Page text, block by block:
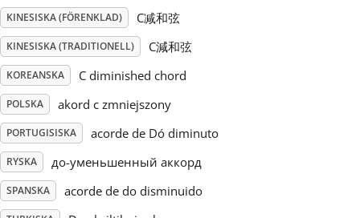
Türkçe
简体中文
繁體中文
KINESISKA (FÖRENKLAD) C减和弦
KINESISKA (TRADITIONELL) C減和弦
KOREANSKA C diminished chord
POLSKA akord c zmniejszony
PORTUGISISKA acorde de Dó diminuto
RYSKA до-уменьшенный аккорд
SPANSKA acorde de do disminuido